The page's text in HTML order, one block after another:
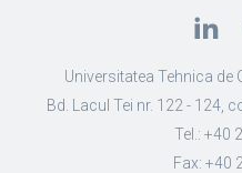
Universitatea Tehnica de
Bd. Lacul Tei nr. 122 - 124,
Tel.: +40
Fax: +40